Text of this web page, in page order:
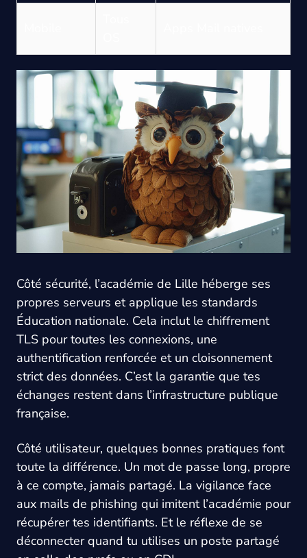
Côté sécurité, l’académie de Lille héberge ses
propres serveurs et applique les standards
Éducation nationale. Cela inclut le chiffrement
TLS pour toutes les connexions, une
authentification renforcée et un cloisonnement
strict des données. C’est la garantie que tes
échanges restent dans l’infrastructure publique
française.
Côté utilisateur, quelques bonnes pratiques font
toute la différence. Un mot de passe long, propre
à ce compte, jamais partagé. La vigilance face
aux mails de phishing qui imitent l’académie pour
récupérer tes identifiants. Et le réflexe de se
déconnecter quand tu utilises un poste partagé